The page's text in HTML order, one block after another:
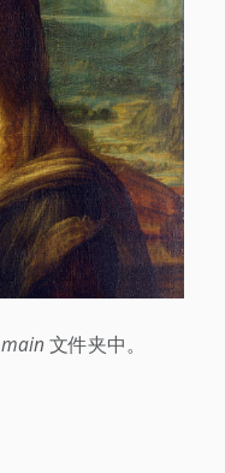
main 文件夹中。